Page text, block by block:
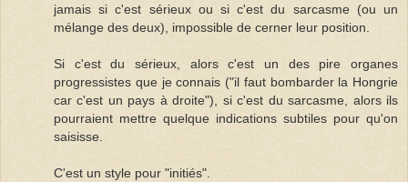
jamais si c'est sérieux ou si c'est du sarcasme (ou un
mélange des deux), impossible de cerner leur position.
Si c'est du sérieux, alors c'est un des pire organes
progressistes que je connais ("il faut bombarder la Hongrie
car c'est un pays à droite"), si c'est du sarcasme, alors ils
pourraient mettre quelque indications subtiles pour qu'on
saisisse.
C'est un style pour "initiés".